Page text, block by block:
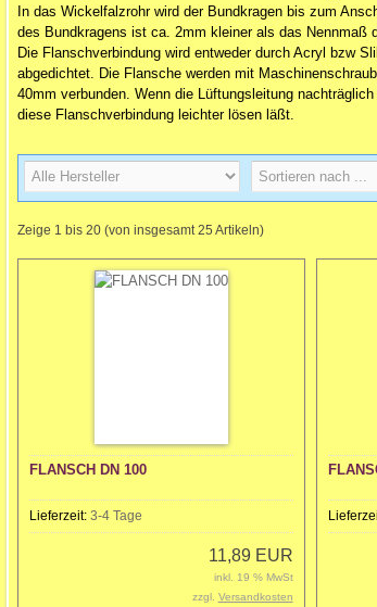
In das Wickelfalzrohr wird der Bundkragen bis zum
des Bundkragens ist ca. 2mm kleiner als das Nennmaß
Die Flanschverbindung wird entweder durch Acryl bzw
abgedichtet. Die Flansche werden mit
40mm verbunden. Wenn die Lüftungsleitung
diese Flanschverbindung leichter lösen läßt.
Zeige 1 bis 20(von insgesamt25 Artikeln)
FLANSCH DN 100
Lieferzeit: 3-4 Tage
11,89 EUR
inkl. 19 % MwSt
zzgl. Versandkosten